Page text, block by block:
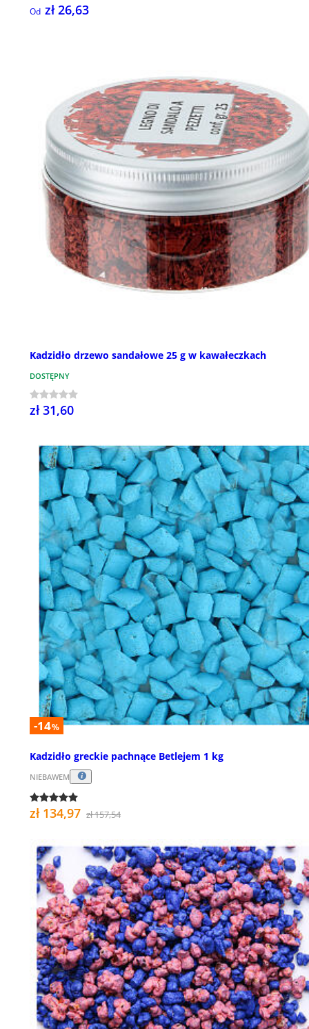
Od zł 26,63
Kadzidło drzewo sandałowe 25 g w kawałeczkach
DOSTĘPNY
zł 31,60
-14%
Kadzidło greckie pachnące Betlejem 1 kg
NIEBAWEM
zł 134,97 zł 157,54